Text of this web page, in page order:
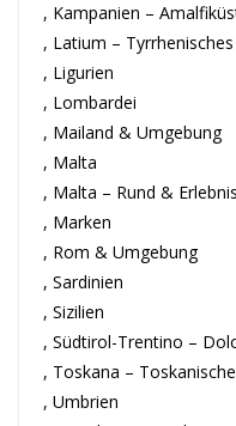
, Kampanien –
, Latium –
, Ligurien
, Lombardei
, Mailand & Umgebung
, Malta
, Malta – Rund &
, Marken
, Rom & Umgebung
, Sardinien
, Sizilien
, Südtirol-Trentino –
, Toskana –
, Umbrien